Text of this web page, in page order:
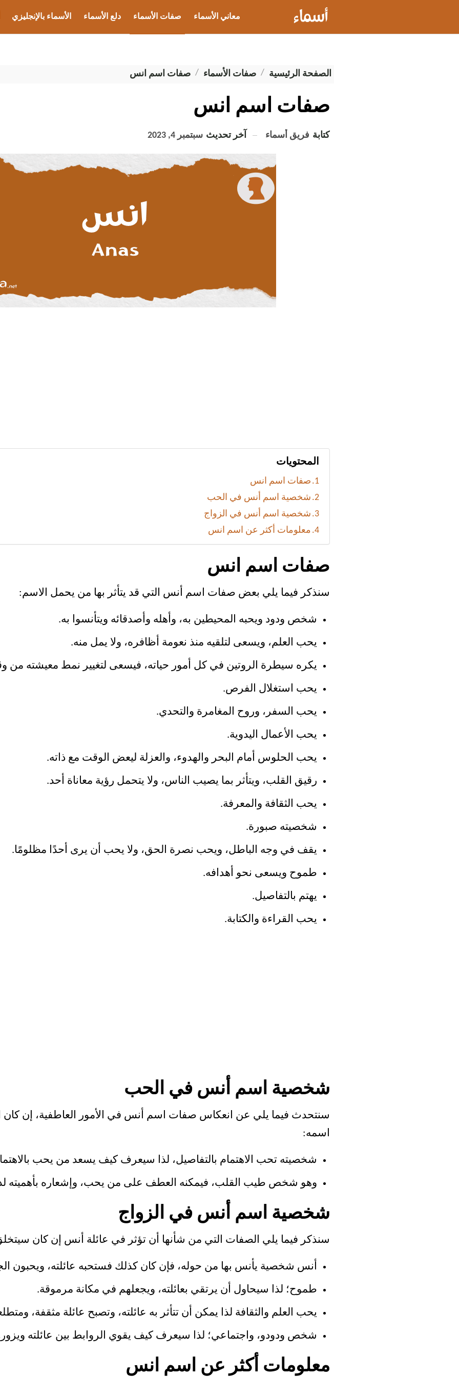
معاني الأسماء صفات الأسماء دلع الأسماء الأسماء بالإنجليزي
الصفحة الرئيسية صفات الأسماء صفات اسم انس
صفات اسم انس
كتابة فريق أسماء آخر تحديث سبتمبر 4, 2023
المحتويات
صفات اسم انس
شخصية اسم أنس في الحب
شخصية اسم أنس في الزواج
معلومات أكثر عن اسم انس
صفات اسم انس
سنذكر فيما يلي بعض صفات اسم أنس التي قد يتأثر بها من يحمل الاسم:
شخص ودود ويحبه المحيطين به، وأهله وأصدقائه ويتأنسوا به.
يحب العلم، ويسعى لتلقيه منذ نعومة أظافره، ولا يمل منه.
يكره سيطرة الروتين في كل أمور حياته، فيسعى لتغيير نمط معيشته من
يحب استغلال الفرص.
يحب السفر، وروح المغامرة والتحدي.
يحب الأعمال اليدوية.
يحب الحلوس أمام البحر والهدوء، والعزلة ليعض الوقت مع ذاته.
رقيق القلب، ويتأثر بما يصيب الناس، ولا يتحمل رؤية معاناة أحد.
يحب الثقافة والمعرفة.
شخصيته صبورة.
يقف في وجه الباطل، ويحب نصرة الحق، ولا يحب أن يرى أحدًا مظلومًا.
طموح ويسعى نحو أهدافه.
يهتم بالتفاصيل.
يحب القراءة والكتابة.
شخصية اسم أنس في الحب
سنتحدث فيما يلي عن انعكاس صفات اسم أنس في الأمور العاطفية، إن كان
اسمه:
شخصيته تحب الاهتمام بالتفاصيل، لذا سيعرف كيف يسعد من يحب
وهو شخص طيب القلب، فيمكنه العطف على من يحب، وإشعاره بأهميته
شخصية اسم أنس في الزواج
سنذكر فيما يلي الصفات التي من شأنها أن تؤثر في عائلة أنس إن كان
أنس شخصية يأنس بها من حوله، فإن كان كذلك فستحبه عائلته، ويحبون
طموح؛ لذا سيحاول أن يرتقي بعائلته، ويجعلهم في مكانة مرموقة.
يحب العلم والثقافة لذا يمكن أن تتأثر به عائلته، وتصبح عائلة مثقفة،
شخص ودودو، واجتماعي؛ لذا سيعرف كيف يقوي الروابط بين عائلته
معلومات أكثر عن اسم انس